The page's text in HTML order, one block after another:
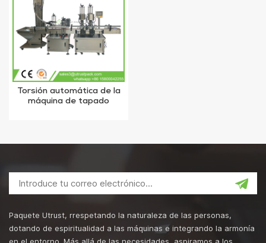
Torsión automática de la
máquina de tapado
Paquete Utrust, rrespetando la naturaleza de las personas,
dotando de espiritualidad a las máquinas e integrando la armonía
en el entorno. Más allá de las necesidades, aspiramos a los